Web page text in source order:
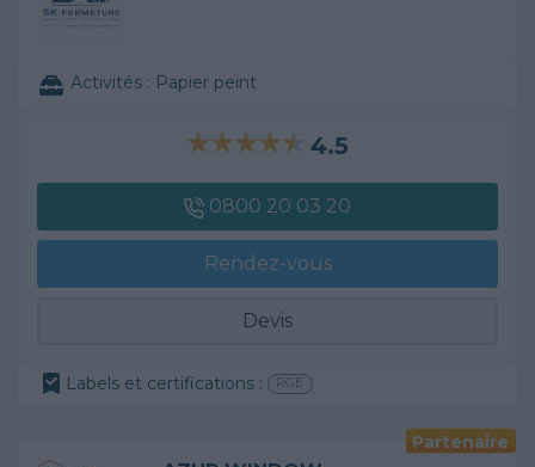
Activités : Papier peint
4.5
0800 20 03 20
Rendez-vous
Devis
Labels et certifications : RGE
Partenaire